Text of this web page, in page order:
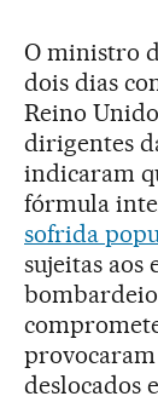
O ministro
dois dias
Reino
dirigentes
indicaram
fórmula
sofrida
sujeitas aos
deslocados